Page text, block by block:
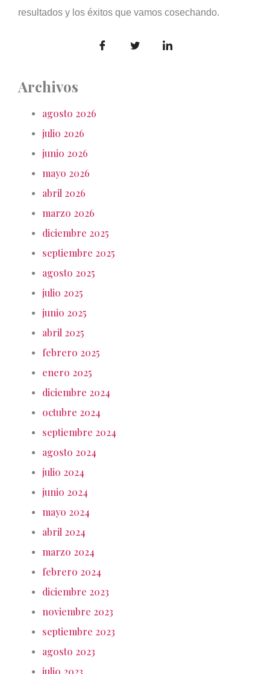
resultados y los éxitos que vamos cosechando.
Archivos
agosto 2026
julio 2026
junio 2026
mayo 2026
abril 2026
marzo 2026
diciembre 2025
septiembre 2025
agosto 2025
julio 2025
junio 2025
abril 2025
febrero 2025
enero 2025
diciembre 2024
octubre 2024
septiembre 2024
agosto 2024
julio 2024
junio 2024
mayo 2024
abril 2024
marzo 2024
febrero 2024
diciembre 2023
noviembre 2023
septiembre 2023
agosto 2023
julio 2023